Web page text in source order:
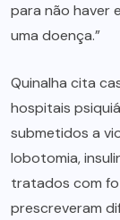
para não haver
uma doença.”
Quinalha cita
hospitais
submetidos a
lobotomia,
tratados com
prescreveram